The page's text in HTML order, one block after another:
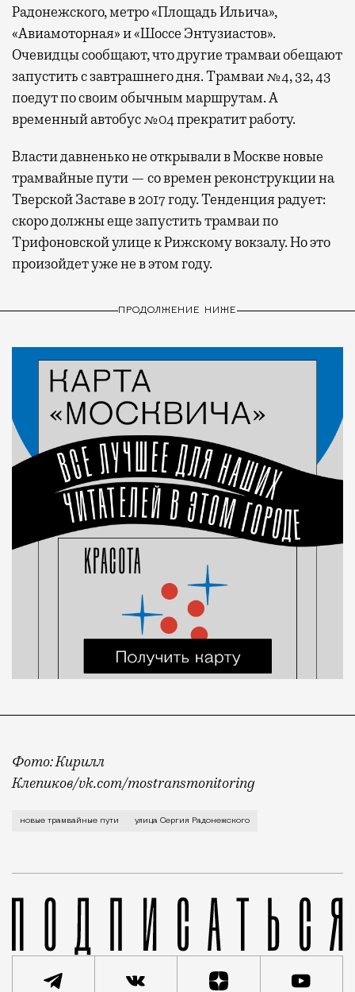
Радонежского, метро «Площадь Ильича»,
«Авиамоторная» и «Шоссе Энтузиастов».
Очевидцы сообщают, что другие трамваи обещают
запустить с завтрашнего дня. Трамваи №4, 32, 43
поедут по своим обычным маршрутам. А
временный автобус №04 прекратит работу.
Власти давненько не открывали в Москве новые
трамвайные пути — со времен реконструкции на
Тверской Заставе в 2017 году. Тенденция радует:
скоро должны еще запустить трамваи по
Трифоновской улице к Рижскому вокзалу. Но это
произойдет уже не в этом году.
ПРОДОЛЖЕНИЕ НИЖЕ
Фото: Кирилл
Клепиков/vk.com/mostransmonitoring
На улице Сергия Радонежского сегодня с самого
новые трамвайные пути улица Сергия Радонежского